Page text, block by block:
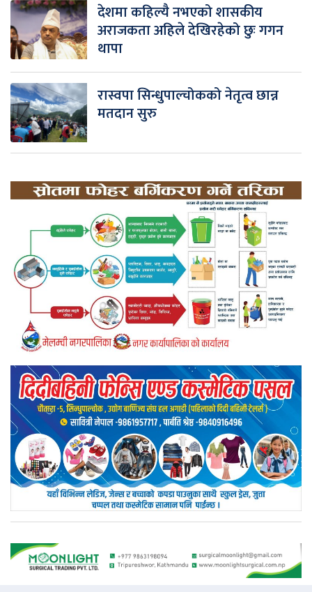
देशमा कहिल्यै नभएको शासकीय
अराजकता अहिले देखिरहेको छुः गगन
थापा
रास्वपा सिन्धुपाल्चोकको नेतृत्व छान्न
मतदान सुरु